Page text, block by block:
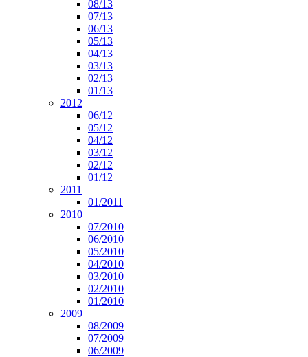
08/13
07/13
06/13
05/13
04/13
03/13
02/13
01/13
2012
06/12
05/12
04/12
03/12
02/12
01/12
2011
01/2011
2010
07/2010
06/2010
05/2010
04/2010
03/2010
02/2010
01/2010
2009
08/2009
07/2009
06/2009